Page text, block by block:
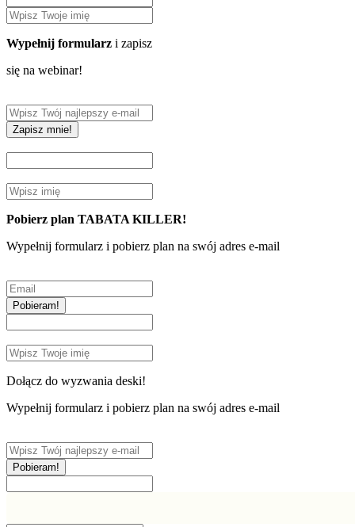
Wypełnij formularz i zapisz
się na webinar!
Zapisz mnie!
Pobierz plan TABATA KILLER!
Wypełnij formularz i pobierz plan na swój adres e-mail
Pobieram!
Dołącz do wyzwania deski!
Wypełnij formularz i pobierz plan na swój adres e-mail
Pobieram!